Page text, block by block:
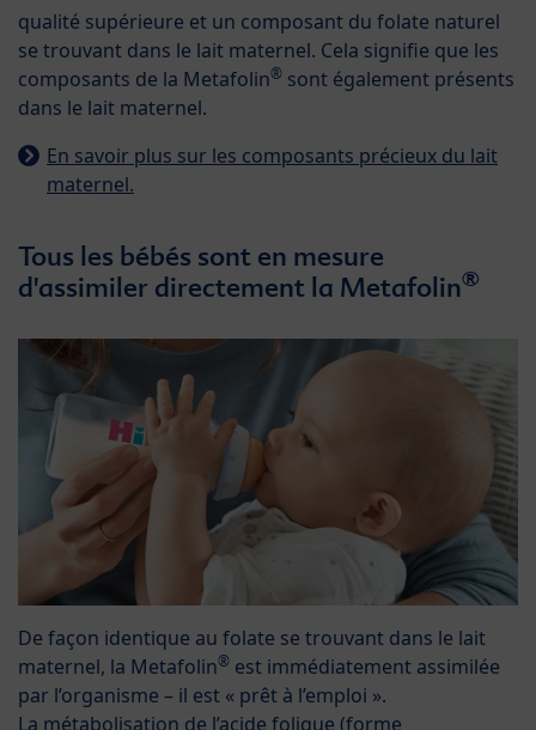
qualité supérieure et un composant du folate naturel
se trouvant dans le lait maternel. Cela signifie que les
composants de la Metafolin® sont également présents
dans le lait maternel.
En savoir plus sur les composants précieux du lait
maternel.
Tous les bébés sont en mesure
d'assimiler directement la Metafolin®
De façon identique au folate se trouvant dans le lait
maternel, la Metafolin® est immédiatement assimilée
par l’organisme – il est « prêt à l’emploi ».
La métabolisation de l’acide folique (forme